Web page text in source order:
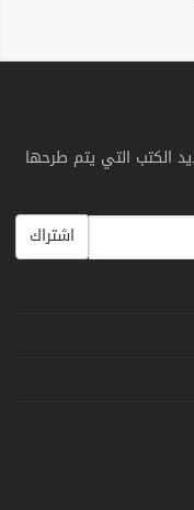
الكتب التي يتم طرحها
اشتراك